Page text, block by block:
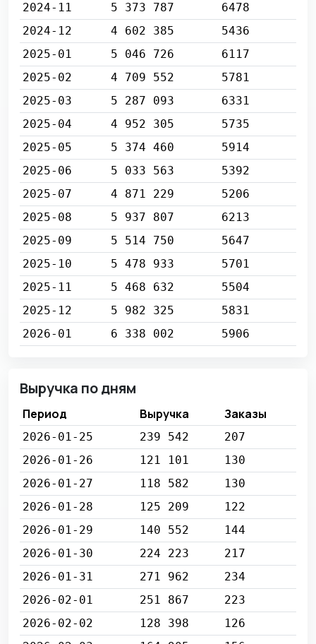
2024-11
5 373 787
6478
2024-12
4 602 385
5436
2025-01
5 046 726
6117
2025-02
4 709 552
5781
2025-03
5 287 093
6331
2025-04
4 952 305
5735
2025-05
5 374 460
5914
2025-06
5 033 563
5392
2025-07
4 871 229
5206
2025-08
5 937 807
6213
2025-09
5 514 750
5647
2025-10
5 478 933
5701
2025-11
5 468 632
5504
2025-12
5 982 325
5831
2026-01
6 338 002 5906
Выручка по дням
Период Выручка Заказы
2026-01-25 239 542
207
2026-01-26
121 101
130
2026-01-27
118 582
130
2026-01-28
125 209
122
2026-01-29
140 552
144
2026-01-30
224 223
217
2026-01-31
271 962
234
2026-02-01
251 867
223
2026-02-02
128 398
126